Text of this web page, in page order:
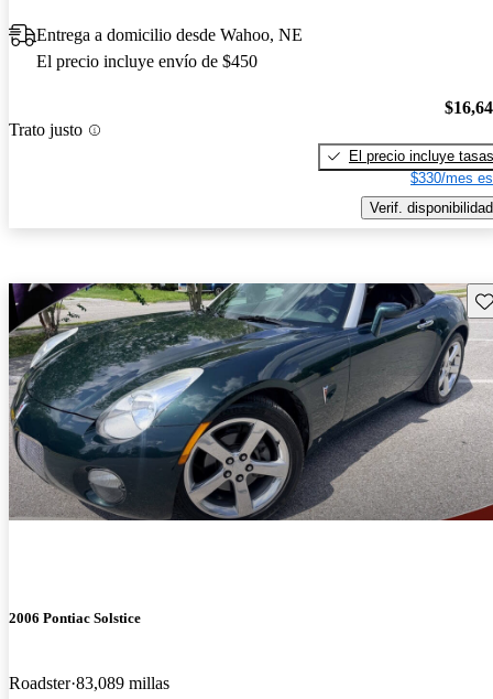
Entrega a domicilio desde Wahoo, NE
El precio incluye envío de $450
Trato justo
El precio incluye tasas
$330/mes
Verif. disponibilidad
2006 Pontiac Solstice
Roadster 83,089 millas